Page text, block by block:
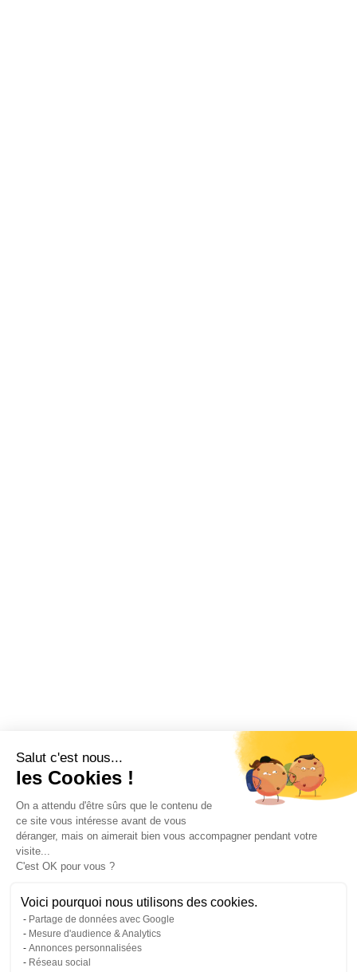
Salut c'est nous...
les Cookies !
On a attendu d'être sûrs que le contenu de
ce site vous intéresse avant de vous
déranger, mais on aimerait bien vous accompagner pendant votre
visite...
C'est OK pour vous ?
Voici pourquoi nous utilisons des cookies.
Partage de données avec Google
Mesure d'audience & Analytics
Annonces personnalisées
Réseau social